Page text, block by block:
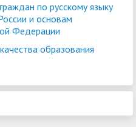
по русскому языку
и основам
Федерации
образования